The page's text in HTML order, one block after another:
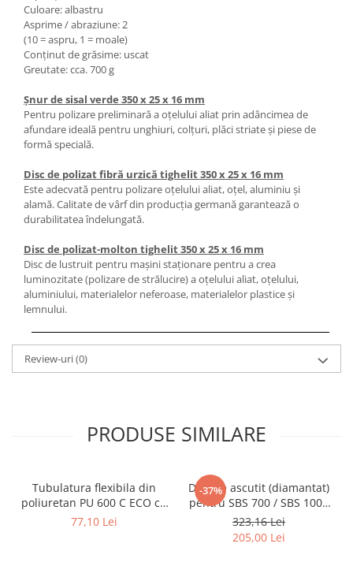
Accesorii prelucrare metal
Universale de strung si accesorii
pentru strunguri
Falci pentru 3 bacuri PS3/ PO3
Flanșă
Fălcile pentru 3-bacuri DK11
Fălcile pentru 4-bacuri DK12
Mandrine independente
Mandrină cu 3 fălci din fontă
Mandrină cu 3 fălci din otel
Mandrină cu 4 fălci din otel
Seturi de unelte pentru strungarie
Standuri pentru strunguri
Instrumente de prindere
unelte
Elemente de prindere mecanică
Mese rotative / mese inclinabile /
Instrumente de masurare
Afisaj digital
Culoare: albastru
Asprime / abraziune: 2
(10 = aspru, 1 = moale)
Conţinut de grăsime: uscat
Greutate: cca. 700 g
Şnur de sisal verde 350 x 25 x 16 mm
Pentru polizare preliminară a oţelului aliat prin adâncimea de
afundare ideală pentru unghiuri, colţuri, plăci striate şi piese de
formă specială.
Disc de polizat fibră urzică tighelit 350 x 25 x 16 mm
Este adecvată pentru polizare oţelului aliat, oţel, aluminiu şi
alamă. Calitate de vârf din producţia germană garantează o
durabilitatea îndelungată.
Disc de polizat-molton tighelit 350 x 25 x 16 mm
Disc de lustruit pentru maşini staţionare pentru a crea
luminozitate (polizare de strălucire) a oţelului aliat, oţelului,
aluminiului, materialelor neferoase, materialelor plastice şi
lemnului.
Review-uri(0)
PRODUSE SIMILARE
Tubulatura flexibila din
poliuretan PU 600 C ECO cu
insertie metalica diametru
77,10 Lei
-37%
Disc de ascutit (diamantat)
pentru SBS 700 / SBS 1000
cu prindere disc de 13 mm
323,16 Lei
205,00 Lei